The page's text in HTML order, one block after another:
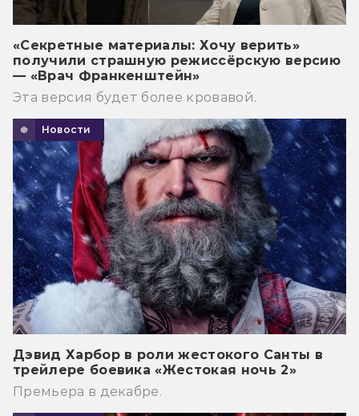
«Секретные материалы: Хочу верить»
получили страшную режиссёрскую версию
— «Врач Франкенштейн»
Эта версия будет более кровавой.
Новости
Дэвид Харбор в роли жестокого Санты в
трейлере боевика «Жестокая ночь 2»
Премьера в декабре.